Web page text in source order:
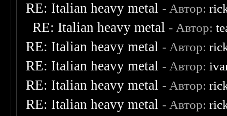
RE: Italian heavy metal - Автор:
RE: Italian heavy metal - Автор:
RE: Italian heavy metal - Автор:
RE: Italian heavy metal - Автор:
RE: Italian heavy metal - Автор:
RE: Italian heavy metal - Автор: